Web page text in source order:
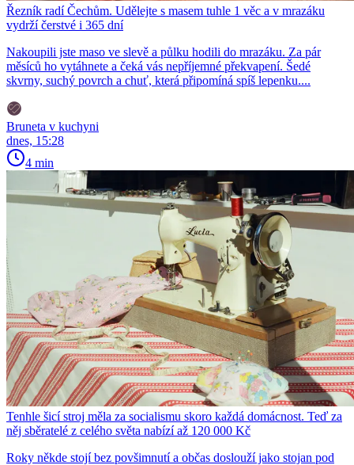
Řezník radí Čechům. Udělejte s masem tuhle 1 věc a v mrazáku
vydrží čerstvé i 365 dní
Nakoupili jste maso ve slevě a půlku hodili do mrazáku. Za pár
měsíců ho vytáhnete a čeká vás nepříjemné překvapení. Šedé
skvrny, suchý povrch a chuť, která připomíná spíš lepenku....
Bruneta v kuchyni
dnes, 15:28
4 min
Tenhle šicí stroj měla za socialismu skoro každá domácnost. Teď za
něj sběratelé z celého světa nabízí až 120 000 Kč
Roky někde stojí bez povšimnutí a občas doslouží jako stojan pod